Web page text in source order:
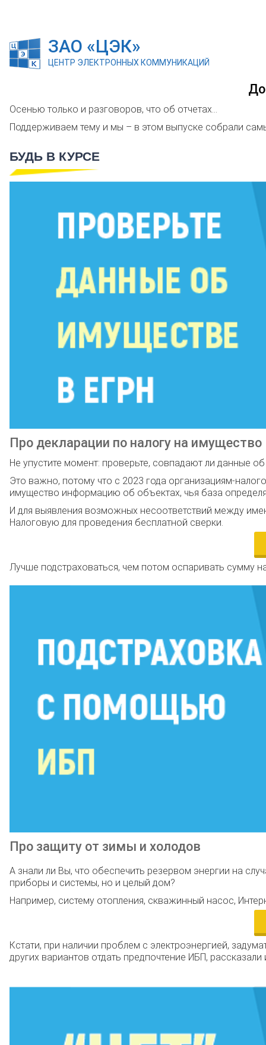
ЗАО «ЦЭК»
ЦЕНТР ЭЛЕКТРОННЫХ КОММУНИКАЦИЙ
Осенью только и разговоров, что об отчетах…
Поддерживаем тему и мы – в этом выпуске собрали
БУДЬ В КУРСЕ
Про декларации по налогу на имущество
Не упустите момент: проверьте, совпадают ли данные
Это важно, потому что с 2023 года организациям-
имущество информацию об объектах, чья база
И для выявления возможных несоответствий между
Налоговую для проведения бесплатной сверки.
Лучше подстраховаться, чем потом оспаривать сумму
Про защиту от зимы и холодов
А знали ли Вы, что обеспечить резервом энергии на
приборы и системы, но и целый дом?
Например, систему отопления, скважинный насос,
Кстати, при наличии проблем с электроэнергией,
других вариантов отдать предпочтение ИБП,